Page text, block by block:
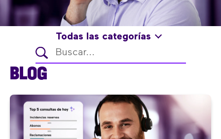
Todas las categorías
BLOG